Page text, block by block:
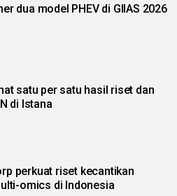
dua model PHEV di GIIAS 2026
satu per satu hasil riset dan
di Istana
perkuat riset kecantikan
omics di Indonesia